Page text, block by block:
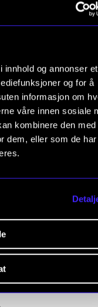
og annonser et
og for å
informasjon om
våre innen sosiale
kombinere den med
dem, eller som de
NMHs
av de faglige
for studenter og
tverrfaglige FoU-
etablerte og